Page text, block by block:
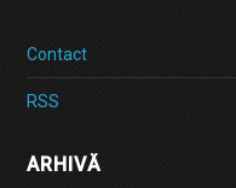
Contact
RSS
ARHIVĂ